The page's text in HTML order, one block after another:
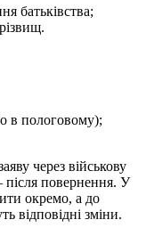
батьківства;
в пологовому);
через військову
повернення. У
окремо, а до
відповідні зміни.